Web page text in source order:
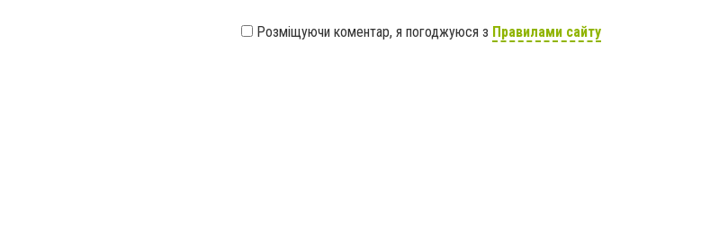
Розміщуючи коментар, я погоджуюся з Правилами сайту